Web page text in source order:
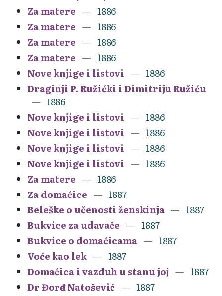
Za matere
1886
Za matere
1886
Za matere
1886
Za matere
1886
Nove knjige i listovi
1886
Draginji P. Ružićki i Dimitriju Ružiću
1886
Nove knjige i listovi
1886
Nove knjige i listovi
1886
Nove knjige i listovi
1886
Nove knjige i listovi
1886
Za matere
1886
Za domaćice
1887
Beleške o učenosti ženskinja
1887
Bukvice za udavače
1887
Bukvice o domaćicama
1887
Voće kao lek
1887
Domaćica i vazduh u stanu joj
1887
Dr Đorđe Natošević
1887